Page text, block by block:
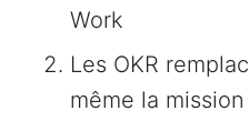
Work
Les OKR
même la